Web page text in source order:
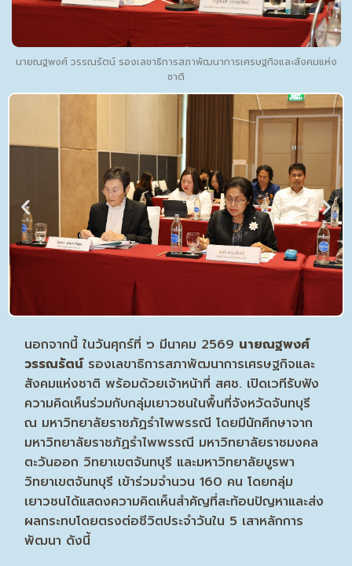
นายณฐพงศ์ วรรณรัตน์ รองเลขาธิการสภาพัฒนาการเศรษฐกิจและสังคมแห่ง
ชาติ
นอกจากนี้ ในวันศุกร์ที่ ๖ มีนาคม 2569 นายณฐพงศ์
วรรณรัตน์รองเลขาธิการสภาพัฒนาการเศรษฐกิจและ
สังคมแห่งชาติ พร้อมด้วยเจ้าหน้าที่ สศช. เปิดเวทีรับฟัง
ความคิดเห็นร่วมกับกลุ่มเยาวชนในพื้นที่จังหวัดจันทบุรี
ณ มหาวิทยาลัยราชภัฏรำไพพรรณี โดยมีนักศึกษาจาก
มหาวิทยาลัยราชภัฏรำไพพรรณี มหาวิทยาลัยราชมงคล
ตะวันออก วิทยาเขตจันทบุรี และมหาวิทยาลัยบูรพา
วิทยาเขตจันทบุรี เข้าร่วมจำนวน 160 คน โดยกลุ่ม
เยาวชนได้แสดงความคิดเห็นสำคัญที่สะท้อนปัญหาและส่ง
ผลกระทบโดยตรงต่อชีวิตประจำวันใน 5 เสาหลักการ
พัฒนา ดังนี้